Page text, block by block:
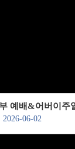
2026-06-02